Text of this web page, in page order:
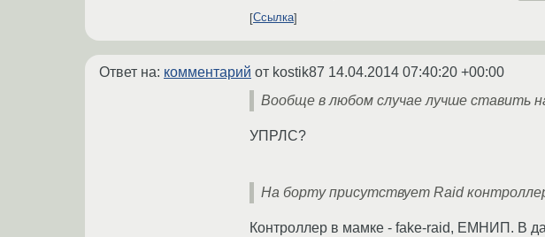
Ссылка
Ответ на: комментарий от kostik87 14.04.2014 07:40:20 +00:00
Вообще в любом случае лучше ставить
УПРЛС?
На борту присутствует Raid
Контроллер в мамке - fake-raid, ЕМНИП. В